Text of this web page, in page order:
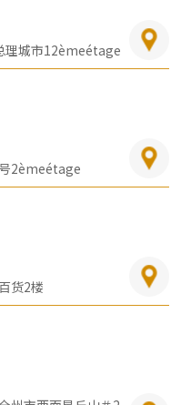
理城市12èmeétage
2èmeétage
货2楼